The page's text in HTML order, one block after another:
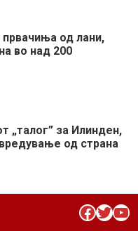
од лани,
во над 200
„талог” за Илинден,
од страна
Facebook Twitter YouTube